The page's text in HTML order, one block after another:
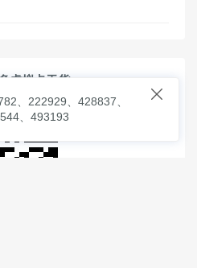
虚拟卡干货

、222929、428837、
、493193